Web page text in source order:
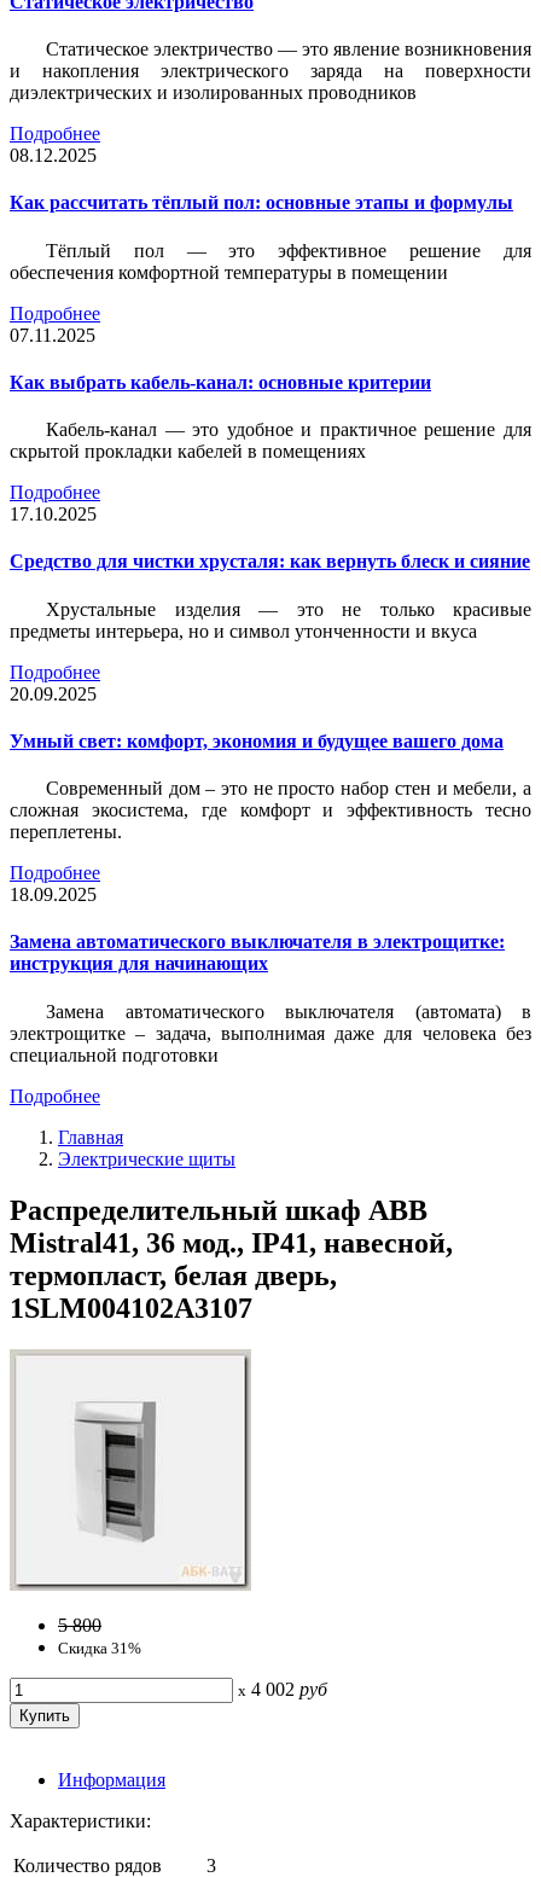
Статическое электричество — это явление возникновения
и накопления электрического заряда на поверхности
диэлектрических и изолированных проводников
Подробнее
08.12.2025
Как рассчитать тёплый пол: основные этапы и формулы
Тёплый пол — это эффективное решение для
обеспечения комфортной температуры в помещении
Подробнее
07.11.2025
Как выбрать кабель-канал: основные критерии
Кабель-канал — это удобное и практичное решение для
скрытой прокладки кабелей в помещениях
Подробнее
17.10.2025
Средство для чистки хрусталя: как вернуть блеск и сияние
Хрустальные изделия — это не только красивые
предметы интерьера, но и символ утонченности и вкуса
Подробнее
20.09.2025
Умный свет: комфорт, экономия и будущее вашего дома
Современный дом – это не просто набор стен и мебели, а
сложная экосистема, где комфорт и эффективность тесно
переплетены.
Подробнее
18.09.2025
Замена автоматического выключателя в электрощитке:
инструкция для начинающих
Замена автоматического выключателя (автомата) в
электрощитке – задача, выполнимая даже для человека без
специальной подготовки
Подробнее
Главная
Электрические щиты
Распределительный шкаф ABB
Mistral41, 36 мод., IP41, навесной,
термопласт, белая дверь,
1SLM004102A3107
5 800
Скидка 31%
x 4 002 руб
Информация
Характеристики:
Количество рядов
3